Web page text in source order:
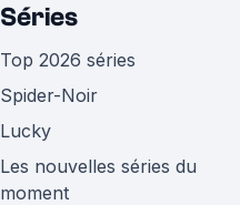
Séries
Top 2026 séries
Spider-Noir
Lucky
Les nouvelles séries du
moment